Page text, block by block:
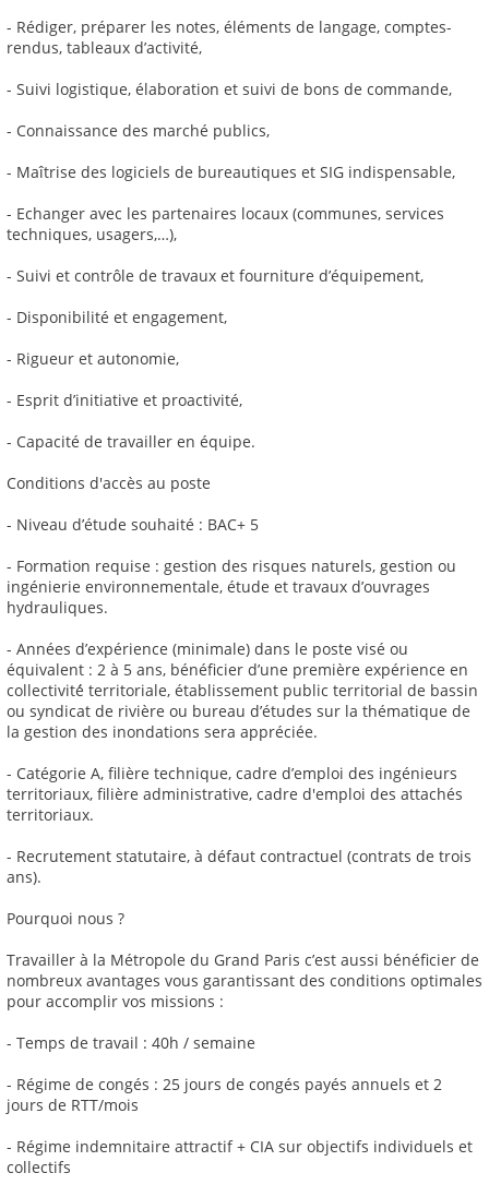
- Rédiger, préparer les notes, éléments de langage, comptes-
rendus, tableaux d’activité,
- Suivi logistique, élaboration et suivi de bons de commande,
- Connaissance des marché publics,
- Maîtrise des logiciels de bureautiques et SIG indispensable,
- Echanger avec les partenaires locaux (communes, services
techniques, usagers,…),
- Suivi et contrôle de travaux et fourniture d’équipement,
- Disponibilité et engagement,
- Rigueur et autonomie,
- Esprit d’initiative et proactivité,
- Capacité de travailler en équipe.
Conditions d'accès au poste
- Niveau d’étude souhaité : BAC+ 5
- Formation requise : gestion des risques naturels, gestion ou
ingénierie environnementale, étude et travaux d’ouvrages
hydrauliques.
- Années d’expérience (minimale) dans le poste visé ou
équivalent : 2 à 5 ans, bénéficier d’une première expérience en
collectivité́ territoriale, établissement public territorial de bassin
ou syndicat de rivière ou bureau d’études sur la thématique de
la gestion des inondations sera appréciée.
- Catégorie A, filière technique, cadre d’emploi des ingénieurs
territoriaux, filière administrative, cadre d'emploi des attachés
territoriaux.
- Recrutement statutaire, à défaut contractuel (contrats de trois
ans).
Pourquoi nous ?
Travailler à la Métropole du Grand Paris c’est aussi bénéficier de
nombreux avantages vous garantissant des conditions optimales
pour accomplir vos missions :
- Temps de travail : 40h / semaine
- Régime de congés : 25 jours de congés payés annuels et 2
jours de RTT/mois
- Régime indemnitaire attractif + CIA sur objectifs individuels et
collectifs